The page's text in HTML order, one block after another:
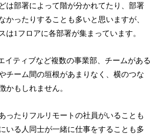
は部署によって階が分かれてたり、部署
かったりすることも多いと思いますが、
は1フロアに各部署が集まっています。
イティブなど複数の事業部、チームがある
チーム間の垣根があまりなく、横のつな
かもしれません。
ったりフルリモートの社員がいることも
いる人同士が一緒に仕事をすることも多